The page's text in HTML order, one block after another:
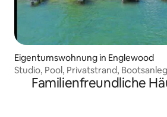
Eigentumswohnung in Englewood
Studio, Pool, Privatstrand,
Familienfreundliche